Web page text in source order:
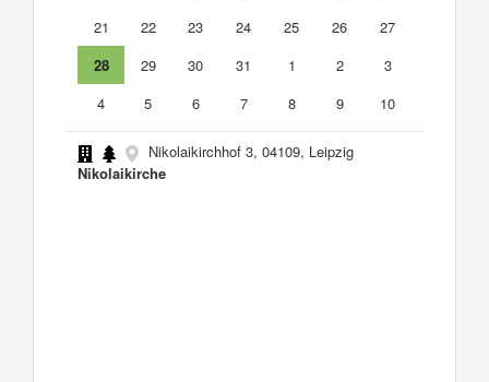
21
22 23 24 25 26
27
28
29 30 31 1 2
3
4
5 6 7 8 9 10
Nikolaikirchhof 3, 04109, Leipzig
Nikolaikirche